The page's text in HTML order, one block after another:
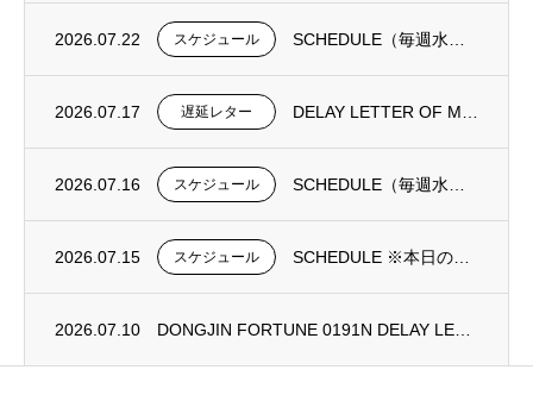
2026.07.22 スケジュール
2026.07.17 遅延レター
2026.07.16 スケジュール
2026.07.15 スケジュール
2026.07.10